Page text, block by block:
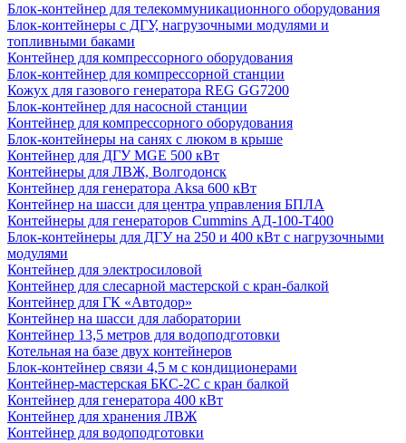
Блок-контейнер для телекоммуникационного оборудования
Блок-контейнеры с ДГУ, нагрузочными модулями и
топливными баками
Контейнер для компрессорного оборудования
Блок-контейнер для компрессорной станции
Кожух для газового генератора REG GG7200
Блок-контейнер для насосной станции
Контейнер для компрессорного оборудования
Блок-контейнеры на санях с люком в крыше
Контейнер для ДГУ MGE 500 кВт
Контейнеры для ЛВЖ, Волгодонск
Контейнер для генератора Aksa 600 кВт
Контейнер на шасси для центра управления БПЛА
Контейнеры для генераторов Cummins АД-100-Т400
Блок-контейнеры для ДГУ на 250 и 400 кВт с нагрузочными
модулями
Контейнер для электросиловой
Контейнер для слесарной мастерской с кран-балкой
Контейнер для ГК «Автодор»
Контейнер на шасси для лаборатории
Контейнер 13,5 метров для водоподготовки
Котельная на базе двух контейнеров
Блок-контейнер связи 4,5 м с кондиционерами
Контейнер-мастерская БКС-2С с кран балкой
Контейнер для генератора 400 кВт
Контейнер для хранения ЛВЖ
Контейнер для водоподготовки